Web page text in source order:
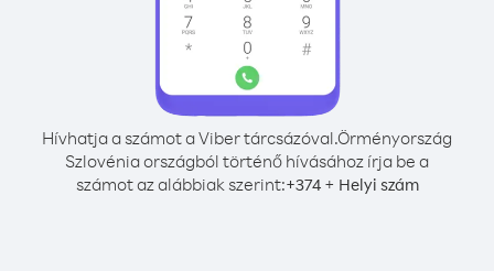
Hívhatja a számot a Viber tárcsázóval.Örményország
Szlovénia országból történő hívásához írja be a
számot az alábbiak szerint:+374+ Helyi szám